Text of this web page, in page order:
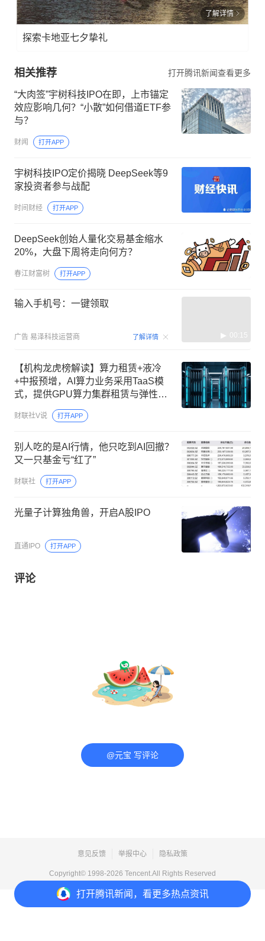
打开腾讯新闻，看更多热点资讯
了解详情
探索卡地亚七夕挚礼
相关推荐 打开腾讯新闻查看更多
“大肉签”宇树科技IPO在即，上市锚定
效应影响几何？“小散”如何借道ETF参
与？
财闻 打开APP
宇树科技IPO定价揭晓 DeepSeek等9
家投资者参与战配
时间财经 打开APP
DeepSeek创始人量化交易基金缩水
20%，大盘下周将走向何方？
春江财富树 打开APP
输入手机号：一键领取
广告 易泽科技运营商 了解详情 00:15
【机构龙虎榜解读】算力租赁+液冷
+中报预增，AI算力业务采用TaaS模
式，提供GPU算力集群租赁与弹性推
理算力服务，在手算力、存储类3-5年
期长期框架订单规模超150亿元，这家
财联社V说 打开APP
别人吃的是AI行情，他只吃到AI回撤？
又一只基金亏“红了”
财联社 打开APP
光量子计算独角兽，开启A股IPO
直通IPO 打开APP
评论
@元宝 写评论
意见反馈 举报中心 隐私政策
Copyright© 1998-2026 Tencent.All Rights Reserved